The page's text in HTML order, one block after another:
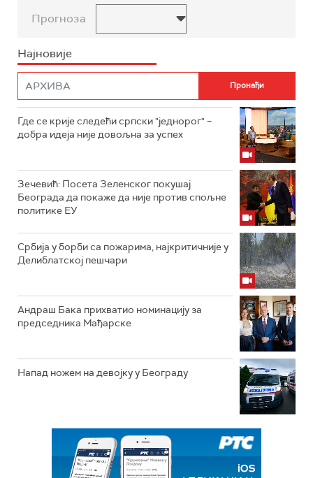
Прогноза
Најновије
Где се крије следећи српски "једнорог" –
добра идеја није довољна за успех
Зечевић: Посета Зеленског покушај
Београда да покаже да није против спољне
политике ЕУ
Србија у борби са пожарима, најкритичније у
Делиблатској пешчари
Андраш Бака прихватио номинацију за
председника Мађарске
Напад ножем на девојку у Београду